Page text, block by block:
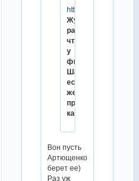
https://tass.ru/sport/
Жулин
рассказал,
что
у
фигуристки
Шанаевой
есть
желание
продолжать
карьеру
Вон пусть
Артющенко
берет ее)
Раз уж